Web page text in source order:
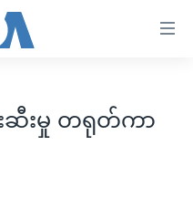
းဆီးမှု တရုတ်ကာ